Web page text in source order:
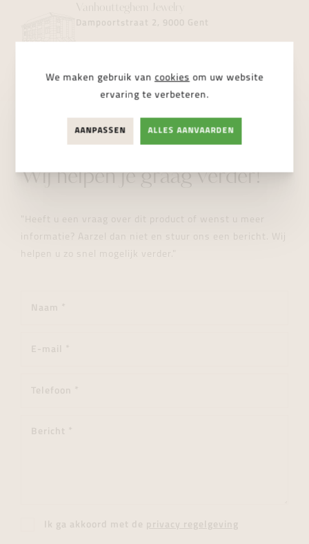
Vanhoutteghem Jewelry
Dampoortstraat 2, 9000 Gent
STUUR ONS EEN BERICHT
Wij helpen je graag verder!
"Heeft u een vraag over dit product of wenst u meer
informatie? Aarzel dan niet en stuur ons een bericht. Wij
helpen u zo snel mogelijk verder."
Ik ga akkoord met de privacy regelgeving
We maken gebruik van cookies om uw website
ervaring te verbeteren.
AANPASSEN ALLES AANVAARDEN